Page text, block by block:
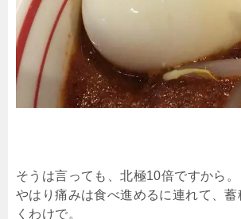
そうは言っても、北極10倍ですから。
やはり痛みは食べ進めるに連れて、
くわけで。